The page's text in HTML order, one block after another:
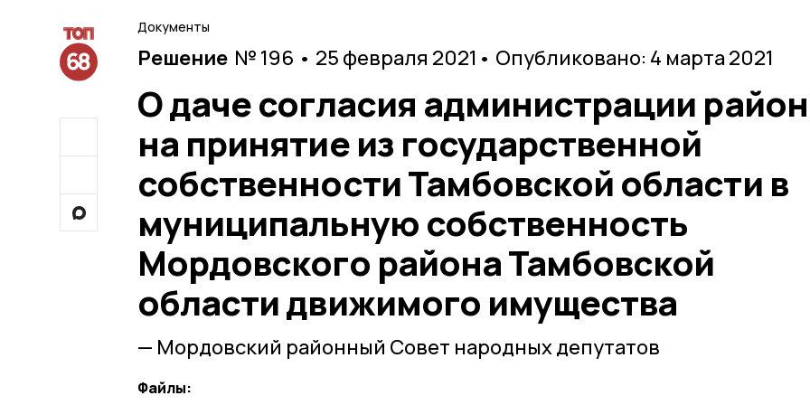
Документы
Решение № 196 • 25 февраля 2021 • Опубликовано: 4 марта 2021
О даче согласия администрации
на принятие из государственной
собственности Тамбовской области в
муниципальную собственность
Мордовского района Тамбовской
области движимого имущества
— Мордовский районный Совет народных депутатов
Файлы: